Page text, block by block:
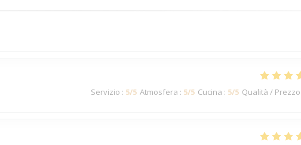
Servizio : 5/5 Atmosfera : 5/5 Cucina : 5/5 Qualità / Prezzo